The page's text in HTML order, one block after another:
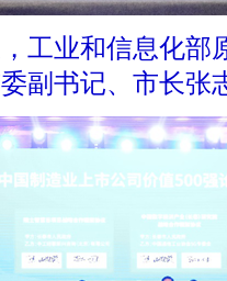
工业和信息化部
副书记、市长张